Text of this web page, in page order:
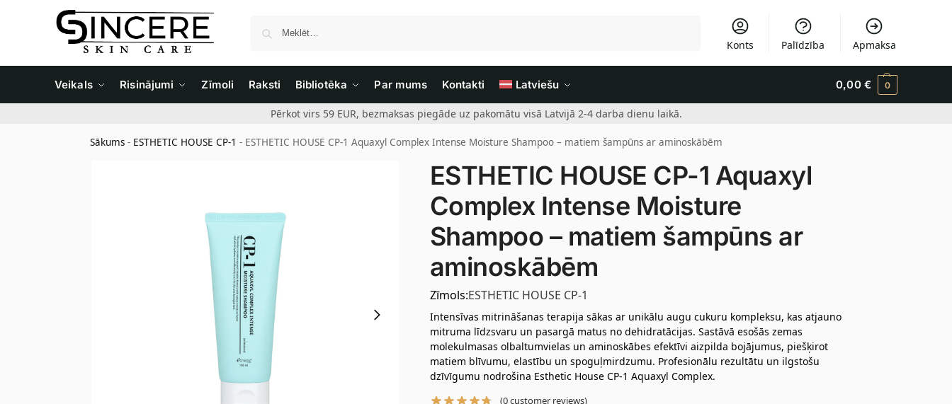
Konts Palīdzība Apmaksa
Veikals Risinājumi Zīmoli Raksti Bibliotēka Par mums Kontakti Latviešu 0,00 € 0
Pērkot virs 59 EUR, bezmaksas piegāde uz pakomātu visā Latvijā 2-4 darba dienu laikā.
Sākums - ESTHETIC HOUSE CP-1 - ESTHETIC HOUSE CP-1 Aquaxyl Complex Intense Moisture Shampoo – matiem šampūns ar aminoskābēm
ESTHETIC HOUSE CP-1 Aquaxyl
Complex Intense Moisture
Shampoo – matiem šampūns ar
aminoskābēm
Zīmols:ESTHETIC HOUSE CP-1
Intensīvas mitrināšanas terapija sākas ar unikālu augu cukuru kompleksu, kas atjauno
mitruma līdzsvaru un pasargā matus no dehidratācijas. Sastāvā esošās zemas
molekulmasas olbaltumvielas un aminoskābes efektīvi aizpilda bojājumus, piešķirot
matiem blīvumu, elastību un spoguļmirdzumu. Profesionālu rezultātu un ilgstošu
dzīvīgumu nodrošina Esthetic House CP-1 Aquaxyl Complex.
(0customer reviews)